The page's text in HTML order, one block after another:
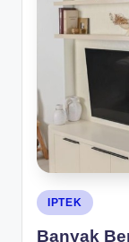
Posted
in
IPTEK
Banyak